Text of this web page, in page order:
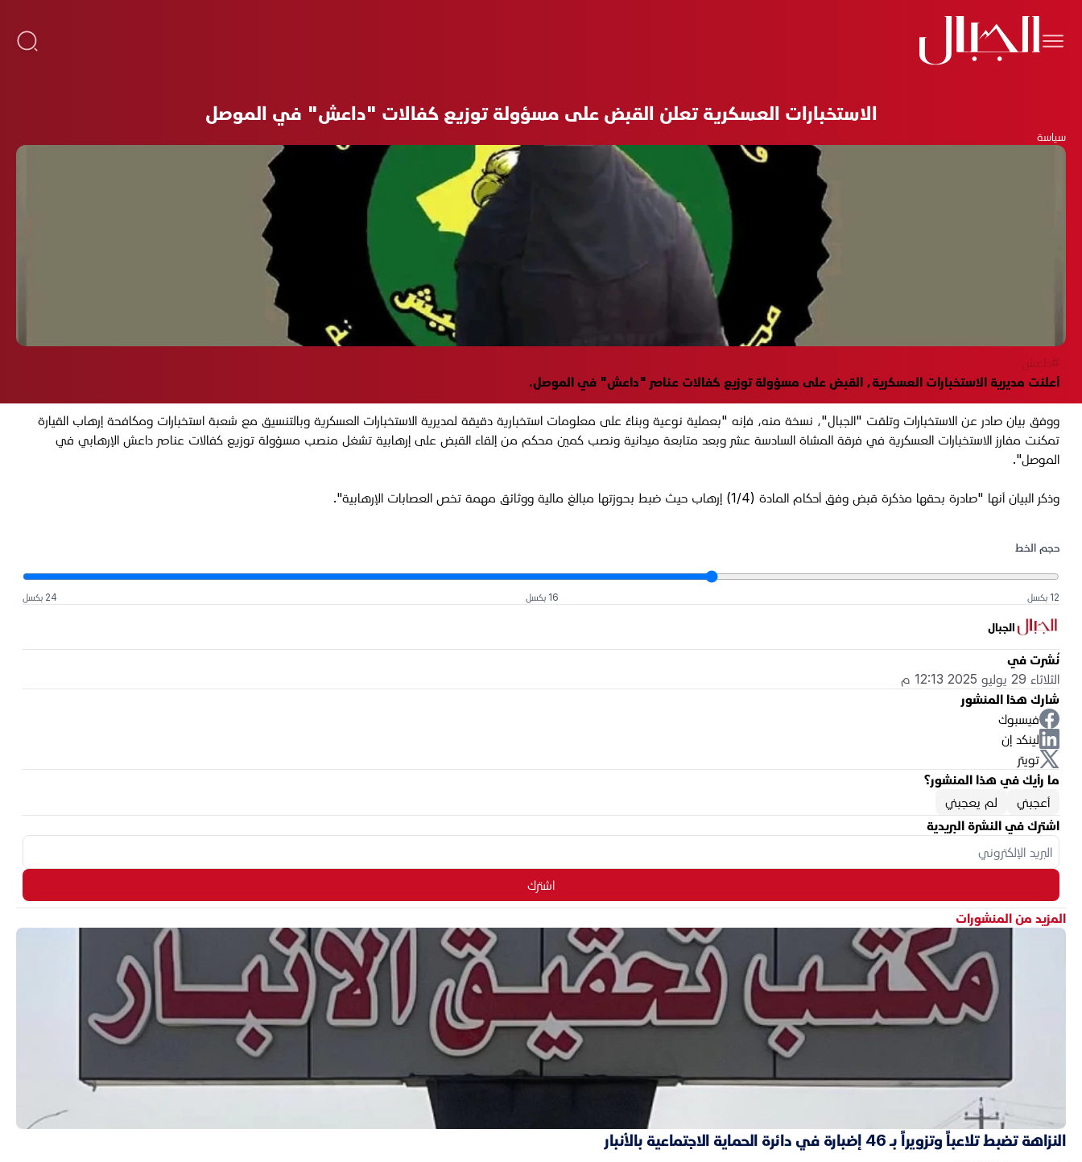
الاستخبارات العسكرية تعلن القبض على مسؤولة توزيع كفالات "داعش" في الموصل
سياسة
#داعش
أعلنت مديرية الاستخبارات العسكرية، القبض على مسؤولة توزيع كفالات عناصر "داعش" في الموصل.
ووفق بيان صادر عن الاستخبارات وتلقت "الجبال"، نسخة منه، فإنه "بعملية نوعية وبناءً على معلومات استخبارية دقيقة لمديرية الاستخبارات العسكرية وبالتنسيق مع شعبة استخبارات ومكافحة إرهاب القيارة
تمكنت مفارز الاستخبارات العسكرية في فرقة المشاة السادسة عشر وبعد متابعة ميدانية ونصب كمين محكم من إلقاء القبض على إرهابية تشغل منصب مسؤولة توزيع كفالات عناصر داعش الإرهابي في
الموصل".
وذكر البيان أنها "صادرة بحقها مذكرة قبض وفق أحكام المادة (1/4) إرهاب حيث ضبط بحوزتها مبالغ مالية ووثائق مهمة تخص العصابات الإرهابية".
حجم الخط
12 بكسل 16 بكسل 24 بكسل
الجبال
نُشرت في
الثلاثاء 29 يوليو 2025 12:13 م
شارك هذا المنشور
فيسبوك
لينكد إن
تويتر
ما رأيك في هذا المنشور؟
أعجبني
لم يعجبني
اشترك في النشرة البريدية
اشترك
المزيد من المنشورات
النزاهة تضبط تلاعباً وتزويراً بـ 46 إضبارة في دائرة الحماية الاجتماعية بالأنبار